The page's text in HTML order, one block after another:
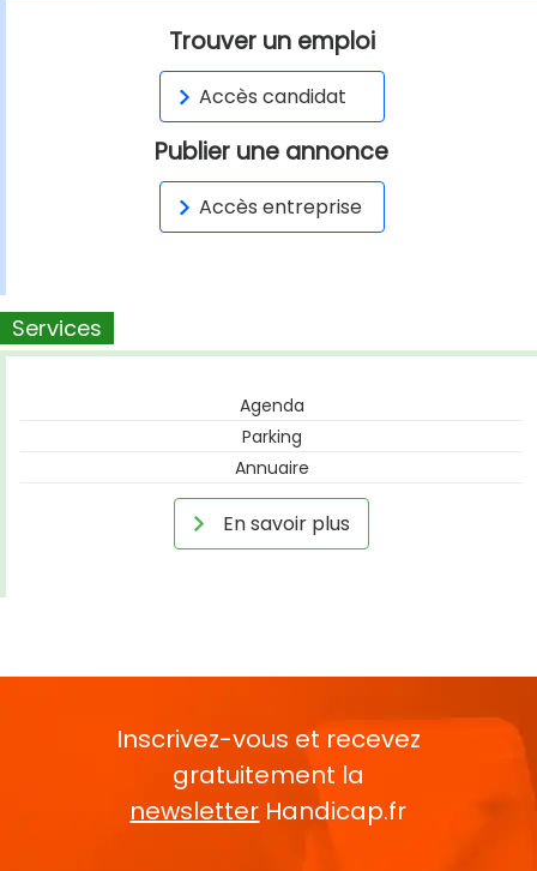
Trouver un emploi
Accès candidat
Publier une annonce
Accès entreprise
Services
Agenda
Parking
Annuaire
En savoir plus
Inscrivez-vous et recevez
gratuitement la
newsletter Handicap.fr